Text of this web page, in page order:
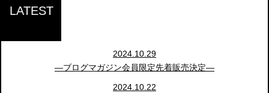
LATEST
2024.10.29
―ブログマガジン会員限定先着販売決定―
2024.10.22